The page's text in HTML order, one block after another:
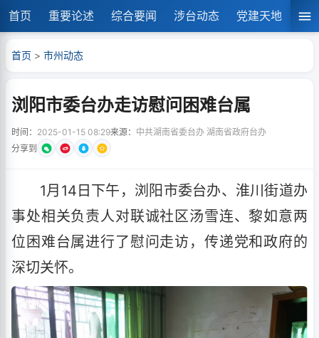
首页 重要论述 综合要闻 涉台动态 党建天地 湘
首页 > 市州动态
浏阳市委台办走访慰问困难台属
时间： 2025-01-15 08:29来源： 中共湖南省委台办 湖南省政府台办
分享到
1月14日下午，浏阳市委台办、淮川街道办
事处相关负责人对联诚社区汤雪连、黎如意两
位困难台属进行了慰问走访，传递党和政府的
深切关怀。